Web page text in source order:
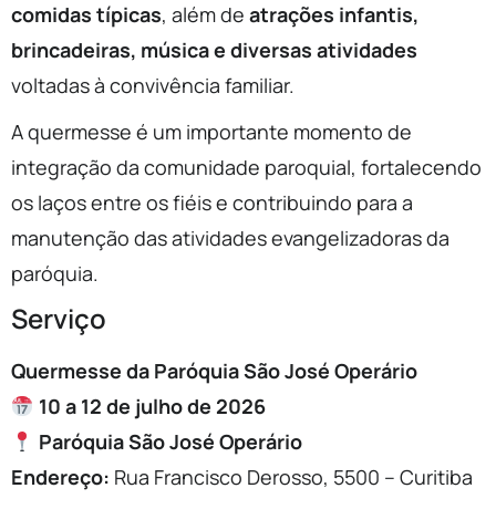
comidas típicas, além de atrações infantis,
brincadeiras, música e diversas atividades
voltadas à convivência familiar.
A quermesse é um importante momento de
integração da comunidade paroquial, fortalecendo
os laços entre os fiéis e contribuindo para a
manutenção das atividades evangelizadoras da
paróquia.
Serviço
Quermesse da Paróquia São José Operário
10 a 12 de julho de 2026
Paróquia São José Operário
Endereço: Rua Francisco Derosso, 5500 – Curitiba